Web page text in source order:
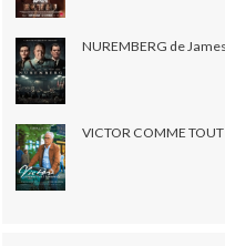
NUREMBERG de
VICTOR COMME